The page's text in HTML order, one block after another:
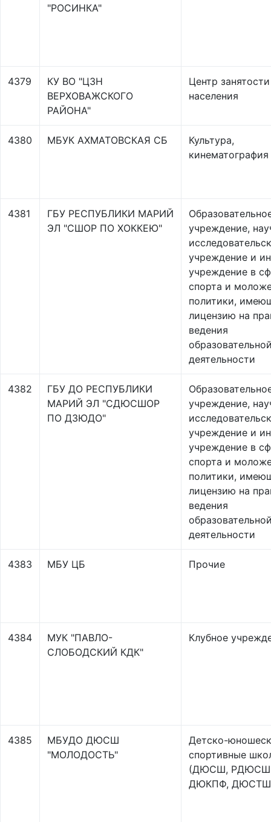
"РОСИНКА"
4379
КУ ВО "ЦЗН
ВЕРХОВАЖСКОГО
РАЙОНА"
Центр занятости
населения
4380 МБУК АХМАТОВСКАЯ СБ
Культура,
кинематография
4381
ГБУ РЕСПУБЛИКИ МАРИЙ
ЭЛ "СШОР ПО ХОККЕЮ"
учреждение,
учреждение и
учреждение в
спорта и
политики,
лицензию на
ведения
деятельности
4382
ГБУ ДО РЕСПУБЛИКИ
МАРИЙ ЭЛ "СДЮСШОР
ПО ДЗЮДО"
учреждение,
учреждение и
учреждение в
спорта и
политики,
лицензию на
ведения
деятельности
4383 МБУ ЦБ Прочие
4384
МУК "ПАВЛО-
СЛОБОДСКИЙ КДК"
Клубное
4385
МБУДО ДЮСШ
"МОЛОДОСТЬ"
Детско-
спортивные
(ДЮСШ,
ДЮКПФ,